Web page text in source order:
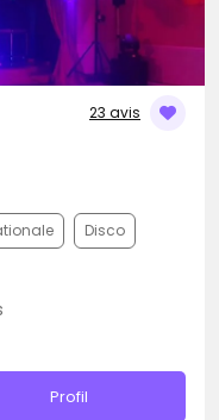
23 avis
Disco
Profil